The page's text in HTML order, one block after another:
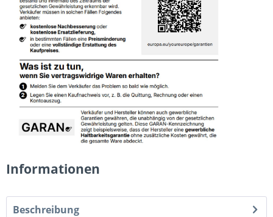
Informationen
Beschreibung